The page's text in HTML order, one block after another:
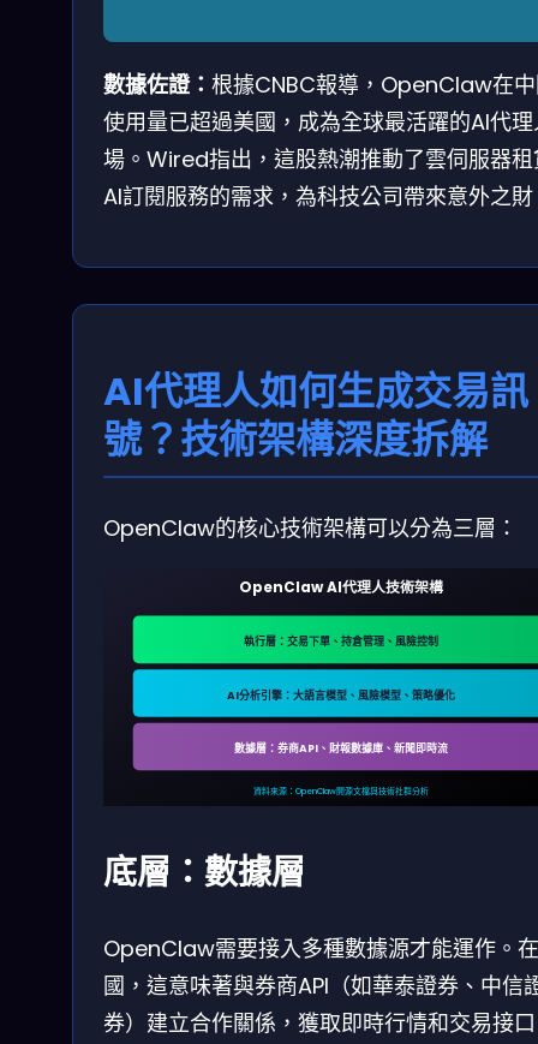
數據佐證： 根據CNBC報導，OpenClaw在
使用量已超過美國，成為全球最活躍的AI代
場。Wired指出，這股熱潮推動了雲伺服器
AI訂閱服務的需求，為科技公司帶來意外之
AI代理人如何生成交易訊
號？技術架構深度拆解
OpenClaw的核心技術架構可以分為三層：
OpenClaw AI代理人技術架構
執行層：交易下單、持倉管理、風險控制
AI分析引擎：大語言模型、風險模型、策略優化
數據層：券商API、財報數據庫、新聞即時流
資料來源：OpenClaw開源文檔與技術社群分析
底層：數據層
OpenClaw需要接入多種數據源才能運作。
國，這意味著與券商API（如華泰證券、中信
券）建立合作關係，獲取即時行情和交易接